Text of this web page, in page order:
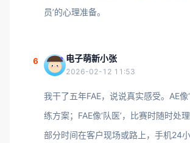
员’的心理准备。
6 电子萌新小张
2026-02-12 11:53
我干了五年FAE，说说真实感受。AE像
练方案；FAE像‘队医’，比赛时随时处
部分时间在客户现场或路上，手机24